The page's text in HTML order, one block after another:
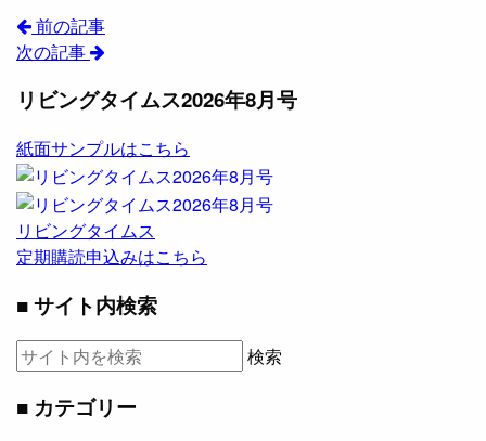
前の記事
次の記事
リビングタイムス2026年8月号
紙面サンプルはこちら
リビングタイムス
定期購読申込みはこちら
■ サイト内検索
検索
■ カテゴリー